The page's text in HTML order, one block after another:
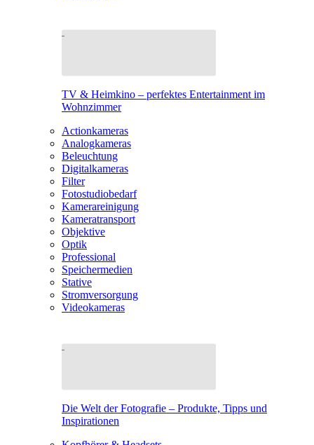
TV & Heimkino – perfektes Entertainment im
Wohnzimmer
Actionkameras
Analogkameras
Beleuchtung
Digitalkameras
Filter
Fotostudiobedarf
Kamerareinigung
Kameratransport
Objektive
Optik
Professional
Speichermedien
Stative
Stromversorgung
Videokameras
Die Welt der Fotografie – Produkte, Tipps und
Inspirationen